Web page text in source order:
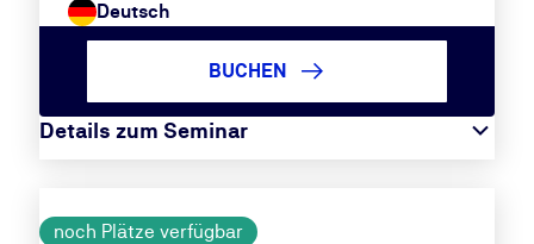
Deutsch
Details zum Seminar
BUCHEN
noch Plätze verfügbar